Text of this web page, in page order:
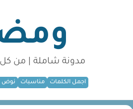
مدونة شاملة | من
اجمل الكلمات مناسبات نوض